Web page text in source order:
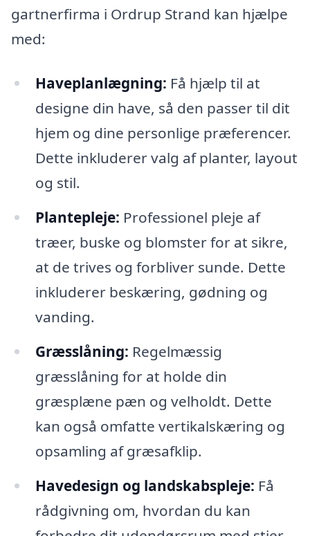
gartnerfirma i Ordrup Strand kan hjælpe
med:
Haveplanlægning: Få hjælp til at
designe din have, så den passer til dit
hjem og dine personlige præferencer.
Dette inkluderer valg af planter, layout
og stil.
Plantepleje: Professionel pleje af
træer, buske og blomster for at sikre,
at de trives og forbliver sunde. Dette
inkluderer beskæring, gødning og
vanding.
Græsslåning: Regelmæssig
græsslåning for at holde din
græsplæne pæn og velholdt. Dette
kan også omfatte vertikalskæring og
opsamling af græsafklip.
Havedesign og landskabspleje: Få
rådgivning om, hvordan du kan